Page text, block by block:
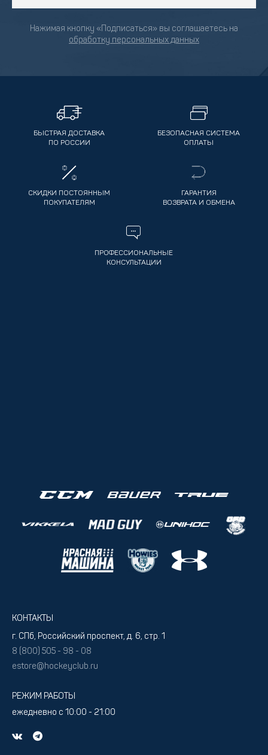
Нажимая кнопку «Подписаться» вы соглашаетесь на
обработку персональных данных
БЫСТРАЯ ДОСТАВКА
ПО РОССИИ
БЕЗОПАСНАЯ СИСТЕМА
ОПЛАТЫ
СКИДКИ ПОСТОЯННЫМ
ПОКУПАТЕЛЯМ
ГАРАНТИЯ
ВОЗВРАТА И ОБМЕНА
ПРОФЕССИОНАЛЬНЫЕ
КОНСУЛЬТАЦИИ
КОНТАКТЫ
г. СПб, Российский проспект, д. 6, стр. 1
8 (800) 505 - 98 - 08
estore@hockeyclub.ru
РЕЖИМ РАБОТЫ
ежедневно с 10:00 - 21:00